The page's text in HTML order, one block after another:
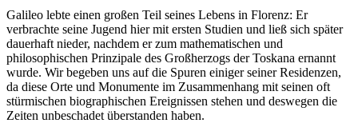
Galileo lebte einen großen Teil seines Lebens in Florenz: Er
verbrachte seine Jugend hier mit ersten Studien und ließ sich später
dauerhaft nieder, nachdem er zum mathematischen und
philosophischen Prinzipale des Großherzogs der Toskana ernannt
wurde. Wir begeben uns auf die Spuren einiger seiner Residenzen,
da diese Orte und Monumente im Zusammenhang mit seinen oft
stürmischen biographischen Ereignissen stehen und deswegen die
Zeiten unbeschadet überstanden haben.